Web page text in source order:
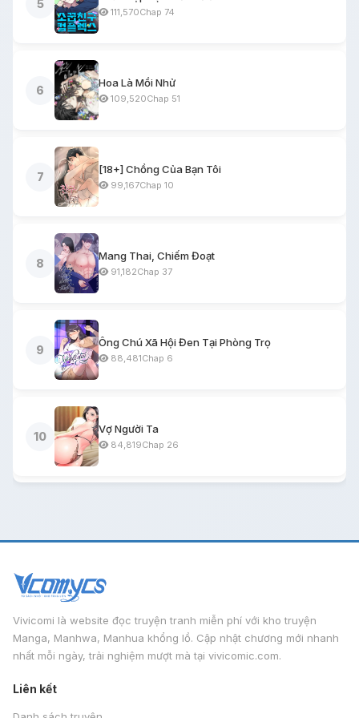
5
111,570Chap 74
6
Hoa Là Mồi Nhử
109,520Chap 51
7
[18+] Chồng Của Bạn Tôi
99,167Chap 10
8
Mang Thai, Chiếm Đoạt
91,182Chap 37
9
Ông Chú Xã Hội Đen Tại Phòng Trọ
88,481Chap 6
10
Vợ Người Ta
84,819Chap 26
Vivicomi là website đọc truyện tranh miễn phí với kho truyện
Manga, Manhwa, Manhua khổng lồ. Cập nhật chương mới nhanh
nhất mỗi ngày, trải nghiệm mượt mà tại vivicomic.com.
Liên kết